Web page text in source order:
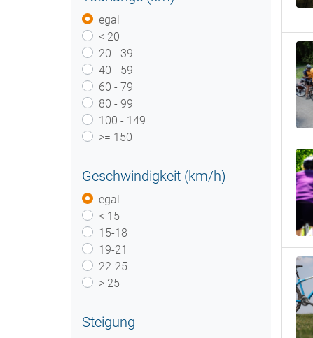
egal
< 20
20 - 39
40 - 59
60 - 79
80 - 99
100 - 149
>= 150
Geschwindigkeit (km/h)
egal
< 15
15-18
19-21
22-25
> 25
Steigung